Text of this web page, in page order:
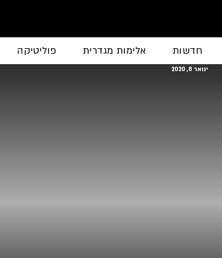
חדשות אלימות מגדרית פוליטיקה
ינואר 8, 2020